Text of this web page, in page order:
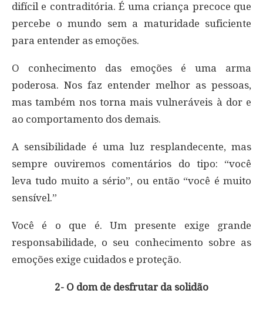
difícil e contraditória. É uma criança precoce que
percebe o mundo sem a maturidade suficiente
para entender as emoções.
O conhecimento das emoções é uma arma
poderosa. Nos faz entender melhor as pessoas,
mas também nos torna mais vulneráveis à dor e
ao comportamento dos demais.
A sensibilidade é uma luz resplandecente, mas
sempre ouviremos comentários do tipo: “você
leva tudo muito a sério”, ou então “você é muito
sensível.”
Você é o que é. Um presente exige grande
responsabilidade, o seu conhecimento sobre as
emoções exige cuidados e proteção.
2- O dom de desfrutar da solidão